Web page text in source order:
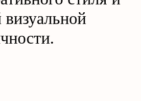
визуальной